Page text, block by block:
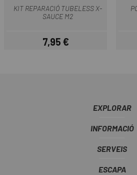
KIT REPARACIÓ TUBELESS X-
SAUCE M2
Preu
7,95 €
EXPLORAR
INFORMACIÓ
SERVEIS
ESCAPA